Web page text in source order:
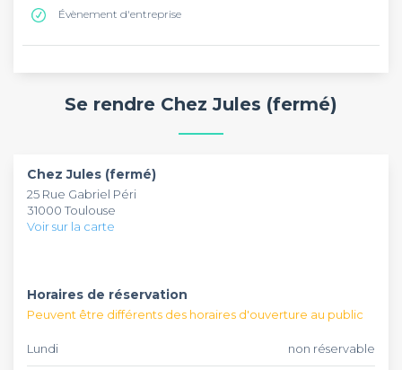
Évènement d'entreprise
Se rendre Chez Jules (fermé)
Chez Jules (fermé)
25 Rue Gabriel Péri
31000 Toulouse
Voir sur la carte
Horaires de réservation
Peuvent être différents des horaires d'ouverture au public
Lundi non réservable